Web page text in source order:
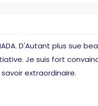
D'Autant plus sue
Je suis fort
extraordinaire.